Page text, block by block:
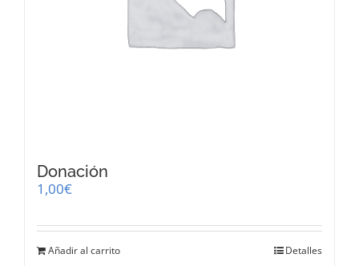
Donación
1,00€
Añadir al carrito Detalles